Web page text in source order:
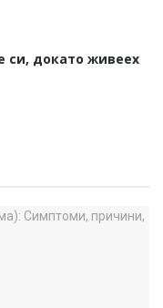
си, докато живеех